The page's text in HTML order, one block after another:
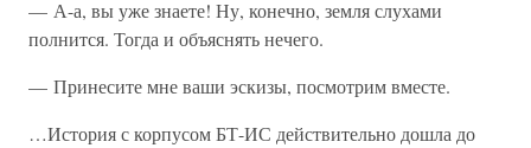
— А-а, вы уже знаете! Ну, конечно, земля слухами
полнится. Тогда и объяснять нечего.
— Принесите мне ваши эскизы, посмотрим вместе.
…История с корпусом БТ-ИС действительно дошла до